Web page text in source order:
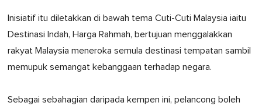
Inisiatif itu diletakkan di bawah tema Cuti-Cuti Malaysia iaitu
Destinasi Indah, Harga Rahmah, bertujuan menggalakkan
rakyat Malaysia meneroka semula destinasi tempatan sambil
memupuk semangat kebanggaan terhadap negara.
Sebagai sebahagian daripada kempen ini, pelancong boleh